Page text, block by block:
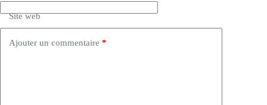
Site web
Ajouter un commentaire *